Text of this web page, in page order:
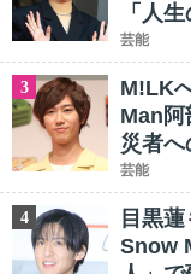
「人
芸能
3
M!LK
Man阿
災者
芸能
4
目黒
Snow